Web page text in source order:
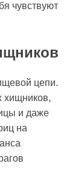
чувствуют
цепи.
хищников,
и даже
на